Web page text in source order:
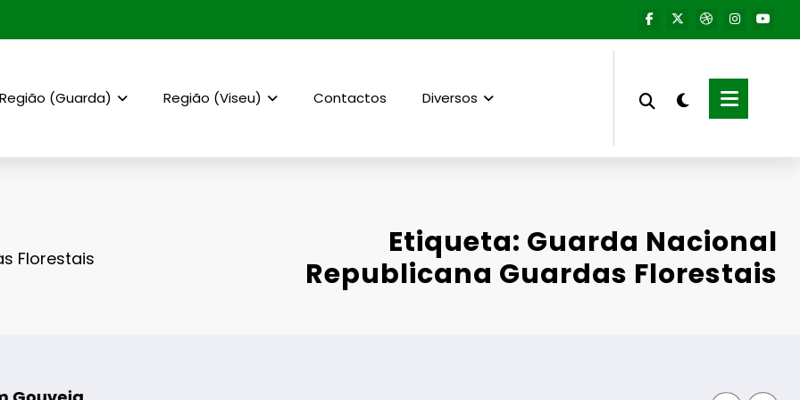
Região (Guarda) Região (Viseu) Contactos Diversos
Florestais
Etiqueta: Guarda Nacional
Republicana Guardas Florestais
Guarda